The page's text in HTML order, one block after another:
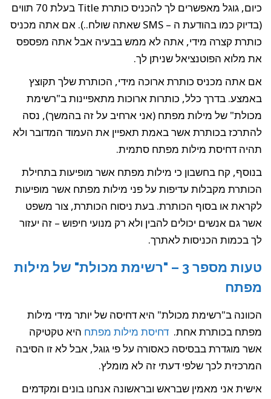
כיום, גוגל מאפשרים לך להכניס כותרת Title בעלת 70 תווים
(בדיוק כמו בהודעת ה – SMS שאתה שולח..). אם אתה מכניס
כותרת קצרה מידי, אתה לא ממש בבעיה אבל אתה מפספס
את מלוא הפוטנציאל שניתן לך.
אם אתה מכניס כותרת ארוכה מידי, הכותרת שלך תקוצץ
באמצע. בדרך כלל, כותרות ארוכות מתאפיינות ב"רשימת
מכולת" של מילות מפתח (אני ארחיב על זה בהמשך), נסה
להתרכז בכותרת אשר באמת תאפיין את העמוד המדובר ולא
תהיה דחיסת מילות מפתח סתמית.
בנוסף, קח בחשבון כי מילות מפתח אשר מופיעות בתחילת
הכותרת מקבלות עדיפות על פני מילות מפתח אשר מופיעות
לקראת או בסוף הכותרת. בעת ניסוח הכותרת, צור משפט
אשר גם אנשים יכולים להבין ולא רק מנועי חיפוש – זה יעזור
לך בכמות הכניסות לאתרך.
טעות מספר 3 – "רשימת מכולת" של מילות
מפתח
הכוונה ב"רשימת מכולת" היא דחיסה של יותר מידי מילות
מפתח בכותרת אחת. דחיסת מילות מפתח היא טקטיקה
אשר מוגדרת בבסיסה כאסורה על פי גוגל, אבל לא זו הסיבה
המרכזית לכך שלפי דעתי זה לא מומלץ.
אישית אני מאמין שבראש ובראשונה אנחנו בונים ומקדמים